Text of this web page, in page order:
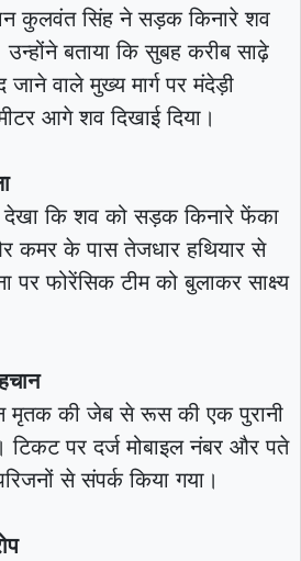
कुलवंत सिंह ने सड़क किनारे शव
बताया कि सुबह करीब साढ़े
वाले मुख्य मार्ग पर मंदेड़ी
आगे शव दिखाई दिया।
देखा कि शव को सड़क किनारे फेंका
कमर के पास तेजधार हथियार से
पर फोरेंसिक टीम को बुलाकर साक्ष्य
मृतक की जेब से रूस की एक पुरानी
टिकट पर दर्ज मोबाइल नंबर और पते
से संपर्क किया गया।